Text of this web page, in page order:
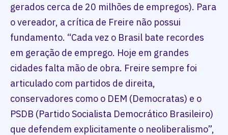
gerados cerca de 20 milhões de empregos). Para
o vereador, a crítica de Freire não possui
fundamento. “Cada vez o Brasil bate recordes
em geração de emprego. Hoje em grandes
cidades falta mão de obra. Freire sempre foi
articulado com partidos de direita,
conservadores como o DEM (Democratas) e o
PSDB (Partido Socialista Democrático Brasileiro)
que defendem explicitamente o neoliberalismo”,